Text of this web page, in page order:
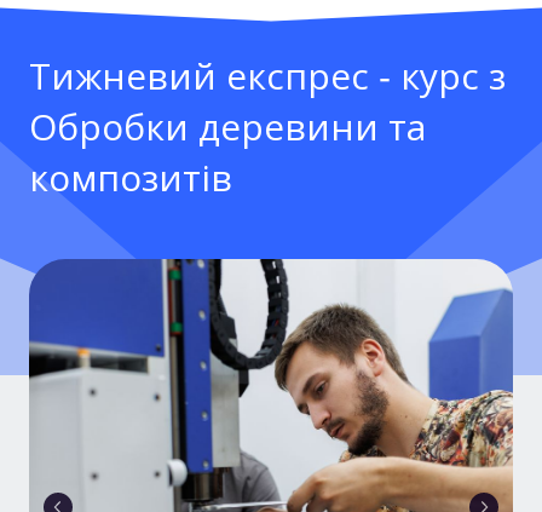
Тижневий експрес - курс з
Обробки деревини та
композитів